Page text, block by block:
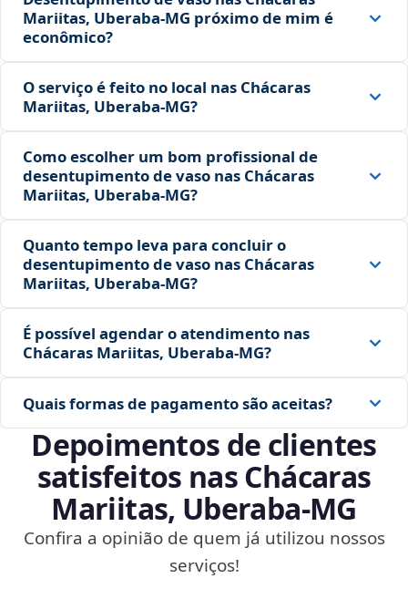
Mariitas, Uberaba‑MG próximo de mim é
econômico?
O serviço é feito no local nas Chácaras
Mariitas, Uberaba‑MG?
Como escolher um bom profissional de
desentupimento de vaso nas Chácaras
Mariitas, Uberaba‑MG?
Quanto tempo leva para concluir o
desentupimento de vaso nas Chácaras
Mariitas, Uberaba‑MG?
É possível agendar o atendimento nas
Chácaras Mariitas, Uberaba‑MG?
Quais formas de pagamento são aceitas?
Depoimentos de clientes
satisfeitos nas Chácaras
Mariitas, Uberaba‑MG
Confira a opinião de quem já utilizou nossos
serviços!